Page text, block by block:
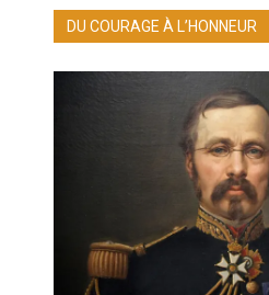
DU COURAGE À L’HONNEUR